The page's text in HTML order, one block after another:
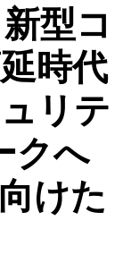
型コ
時代
リテ
クへ
けた